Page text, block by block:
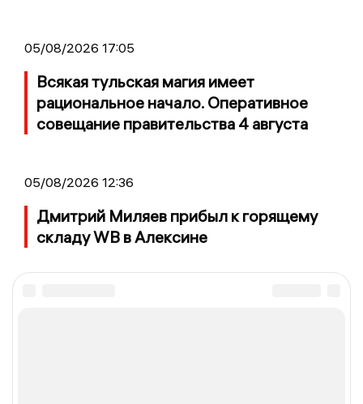
05/08/2026 17:05
Всякая тульская магия имеет
рациональное начало. Оперативное
совещание правительства 4 августа
05/08/2026 12:36
Дмитрий Миляев прибыл к горящему
складу WB в Алексине